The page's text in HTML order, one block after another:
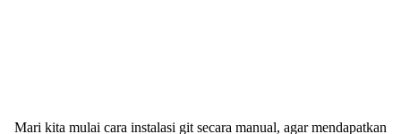
Mari kita mulai cara instalasi git secara manual, agar mendapatkan